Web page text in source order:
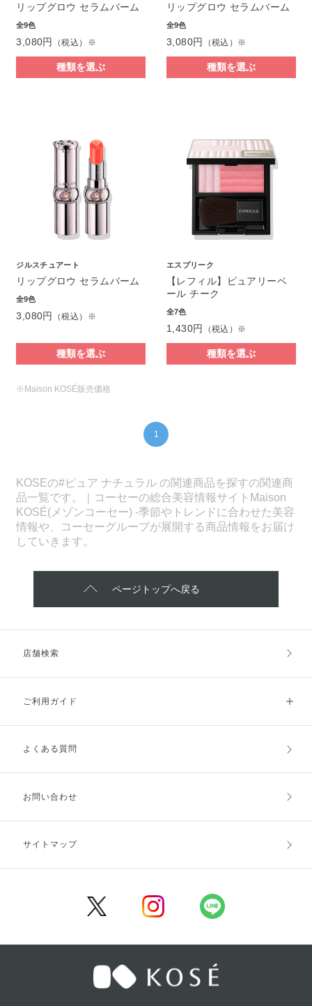
リップグロウ セラムバーム
全9色
3,080円 （税込）※
種類を選ぶ
リップグロウ セラムバーム
全9色
3,080円 （税込）※
種類を選ぶ
ジルスチュアート
リップグロウ セラムバーム
全9色
3,080円 （税込）※
種類を選ぶ
エスプリーク
【レフィル】ピュアリーベ
ール チーク
全7色
1,430円 （税込）※
種類を選ぶ
※Maison KOSÉ販売価格
1
KOSEの#ピュア ナチュラル の関連商品を探すの関連商
品一覧です。｜コーセーの総合美容情報サイトMaison
KOSÉ(メゾンコーセー) -季節やトレンドに合わせた美容
情報や、コーセーグループが展開する商品情報をお届け
していきます。
ページトップへ戻る
店舗検索
ご利用ガイド
ご利用ガイドトップ
お支払方法
キャンセル・返品・交換
よくある質問
お問い合わせ
サイトマップ